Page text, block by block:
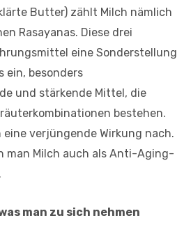
Butter) zählt Milch nämlich
Rasayanas. Diese drei
eine Sonderstellung
ein, besonders
und stärkende Mittel, die
bestehen.
eine verjüngende Wirkung nach.
man Milch auch als Anti-Aging-
man zu sich nehmen